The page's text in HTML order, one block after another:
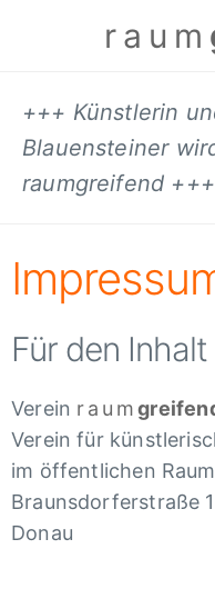
raum
+++ Künstlerin
Blauensteiner
raumgreifend +++
Für den
Verein raum
Verein für
im öffentlichen Raum
Braunsdorferstraße
Donau